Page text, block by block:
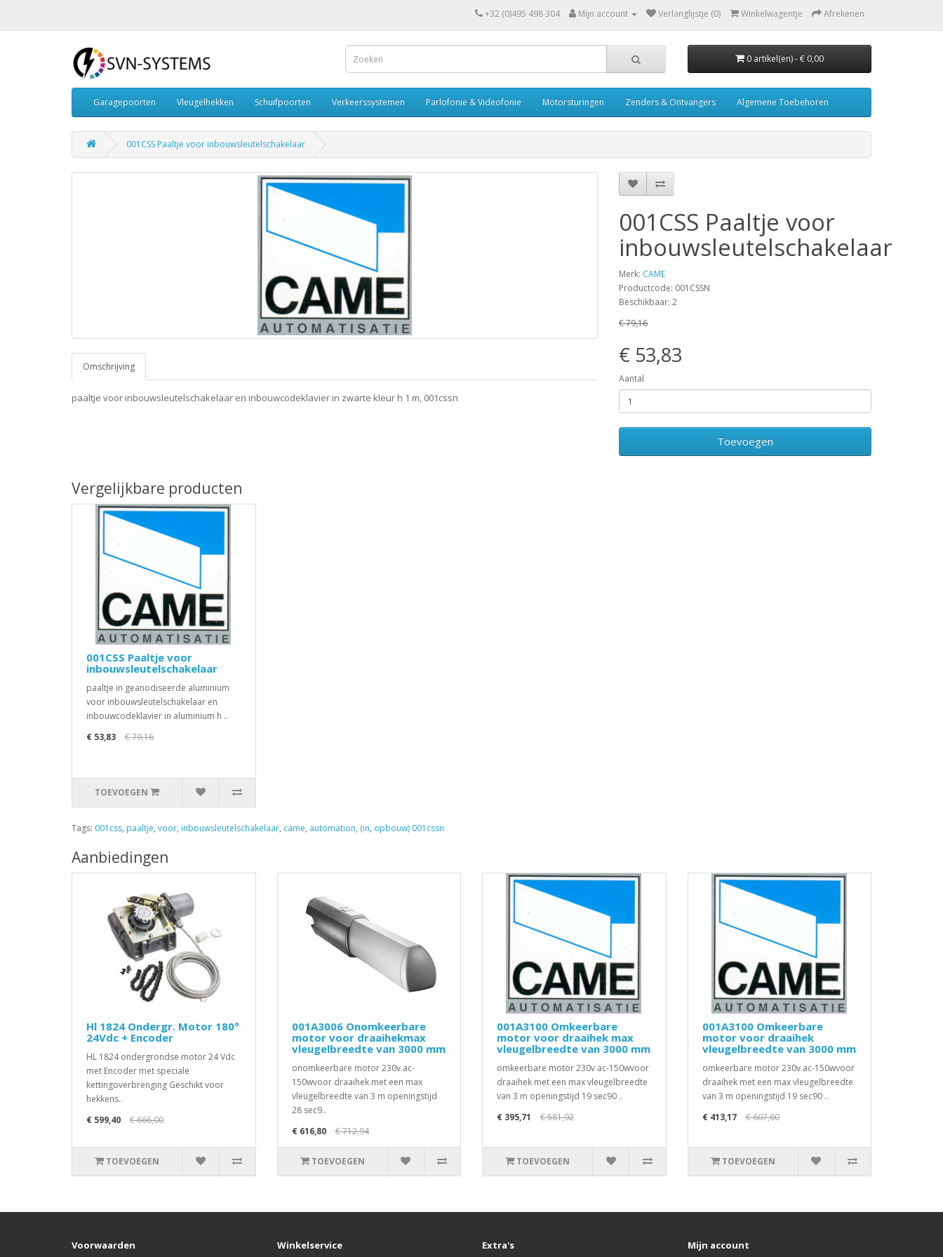
+32 (0)495 498 304 Mijn account Verlanglijstje (0) Winkelwagentje Afrekenen
0 artikel(en) - € 0,00
Garagepoorten Vleugelhekken Schuifpoorten Verkeerssystemen Parlofonie & Videofonie Motorsturingen Zenders & Ontvangers Algemene Toebehoren
001CSS Paaltje voor inbouwsleutelschakelaar
Omschrijving
paaltje voor inbouwsleutelschakelaar en inbouwcodeklavier in zwarte kleur h 1 m, 001cssn
001CSS Paaltje voor
inbouwsleutelschakelaar
Merk: CAME
Productcode: 001CSSN
Beschikbaar: 2
€ 79,16
€ 53,83
Aantal
Toevoegen
Vergelijkbare producten
001CSS Paaltje voor
inbouwsleutelschakelaar
paaltje in geanodiseerde aluminium
voor inbouwsleutelschakelaar en
inbouwcodeklavier in aluminium h ..
€ 53,83
€ 79,16
TOEVOEGEN
Tags: 001css, paaltje, voor, inbouwsleutelschakelaar, came, automation, (in, opbouw) 001cssn
Aanbiedingen
Hl 1824 Ondergr. Motor 180°
24Vdc + Encoder
HL 1824 ondergrondse motor 24 Vdc
met Encoder met speciale
kettingoverbrenging Geschikt voor
hekkens..
€ 599,40
€ 666,00
TOEVOEGEN
001A3006 Onomkeerbare
motor voor draaihekmax
vleugelbreedte van 3000 mm
onomkeerbare motor 230v ac-
150wvoor draaihek met een max
vleugelbreedte van 3 m openingstijd
28 sec9..
€ 616,80
€ 712,94
TOEVOEGEN
001A3100 Omkeerbare
motor voor draaihek max
vleugelbreedte van 3000 mm
omkeerbare motor 230v ac-150wvoor
draaihek met een max vleugelbreedte
van 3 m openingstijd 19 sec90 ..
€ 395,71
€ 581,92
TOEVOEGEN
001A3100 Omkeerbare
motor voor draaihek
vleugelbreedte van 3000 mm
omkeerbare motor 230v ac-150wvoor
draaihek met een max vleugelbreedte
van 3 m openingstijd 19 sec90 ..
€ 413,17
€ 607,60
TOEVOEGEN
Voorwaarden Winkelservice Extra's Mijn account